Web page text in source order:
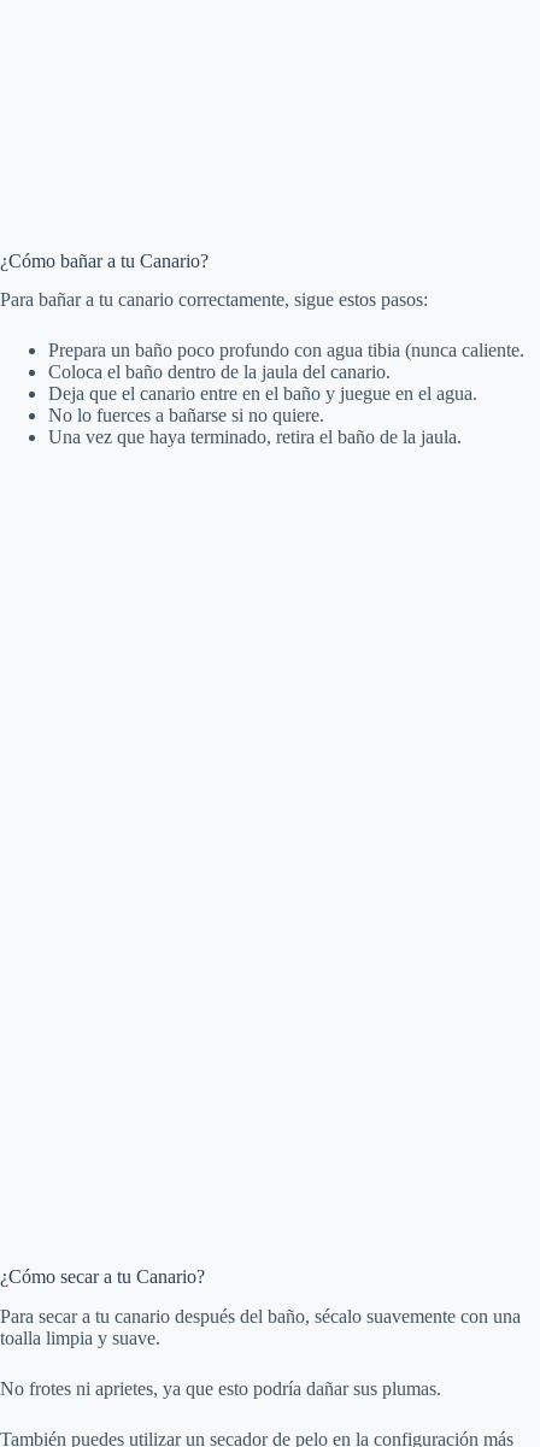
¿Cómo bañar a tu Canario?
Para bañar a tu canario correctamente, sigue estos pasos:
Prepara un baño poco profundo con agua tibia (nunca caliente.
Coloca el baño dentro de la jaula del canario.
Deja que el canario entre en el baño y juegue en el agua.
No lo fuerces a bañarse si no quiere.
Una vez que haya terminado, retira el baño de la jaula.
¿Cómo secar a tu Canario?
Para secar a tu canario después del baño, sécalo suavemente con una
toalla limpia y suave.
No frotes ni aprietes, ya que esto podría dañar sus plumas.
También puedes utilizar un secador de pelo en la configuración más